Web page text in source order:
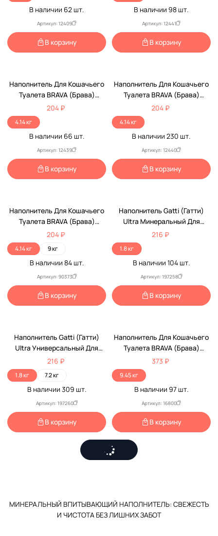
В наличии 62 шт.
Артикул: 12409
В корзину
В наличии 98 шт.
Артикул: 12441
В корзину
Наполнитель Для Кошачьего
Туалета BRAVA (Брава)
Стандарт 7л (1*4)
204 ₽
4.14 кг
В наличии 66 шт.
Артикул: 12439
В корзину
Наполнитель Для Кошачьего
Туалета BRAVA (Брава)
Минерал Для
Короткошерстных Кошек И
Котят Минеральный
Впитывающий 7л (1*4)
204 ₽
4.14 кг
В наличии 230 шт.
Артикул: 12440
В корзину
Наполнитель Для Кошачьего
Туалета BRAVA (Брава)
Бюджет Минеральный 7л (1*4)
204 ₽
4.14 кг 9 кг
В наличии 84шт.
Артикул: 90373
В корзину
Наполнитель Gatti (Гатти)
Ultra Минеральный Для
Длинношерстных Кошек 3л
216 ₽
1.8 кг
В наличии 104шт.
Артикул: 197258
В корзину
Наполнитель Gatti (Гатти)
Ultra Универсальный Для
Кошек 3л
216 ₽
1.8 кг 7.2 кг
В наличии 309 шт.
Артикул: 197260
В корзину
Наполнитель Для Кошачьего
Туалета BRAVA (Брава)
Универсальный Красный 15л
373 ₽
9.45 кг
В наличии 97шт.
Артикул: 16800
В корзину
МИНЕРАЛЬНЫЙ ВПИТЫВАЮЩИЙ НАПОЛНИТЕЛЬ: СВЕЖЕСТЬ
И ЧИСТОТА БЕЗ ЛИШНИХ ЗАБОТ